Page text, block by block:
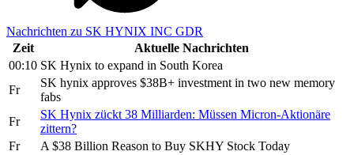
Nachrichten zu SK HYNIX INC GDR
Zeit
Aktuelle Nachrichten
00:10 SK Hynix to expand in South Korea
Fr
SK hynix approves $38B+ investment in two new memory
fabs
Fr
SK Hynix zückt 38 Milliarden: Müssen Micron-Aktionäre
zittern?
Fr
A $38 Billion Reason to Buy SKHY Stock Today